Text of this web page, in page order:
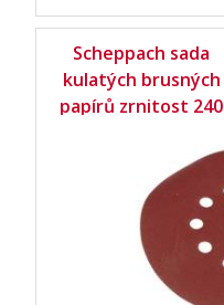
Scheppach sada
kulatých brusných
papírů zrnitost 240
DS 920 / DS 930 (10
ks) -